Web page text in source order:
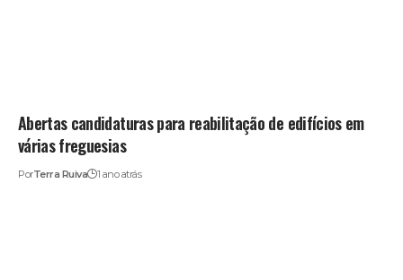
Abertas candidaturas para reabilitação de edifícios em
várias freguesias
PorTerra Ruiva 1 ano atrás